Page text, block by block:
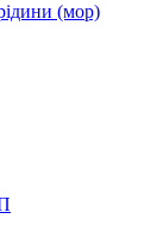
(мор)